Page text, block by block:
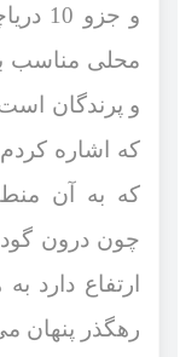
و
محلی مناسب
و پرندگان
که اشاره
که به آن
چون درون
ارتفاع دارد
رهگذر پنهان